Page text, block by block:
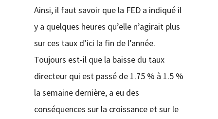
Ainsi, il faut savoir que la FED a indiqué il
y a quelques heures qu’elle n’agirait plus
sur ces taux d’ici la fin de l’année.
Toujours est-il que la baisse du taux
directeur qui est passé de 1.75 % à 1.5 %
la semaine dernière, a eu des
conséquences sur la croissance et sur le